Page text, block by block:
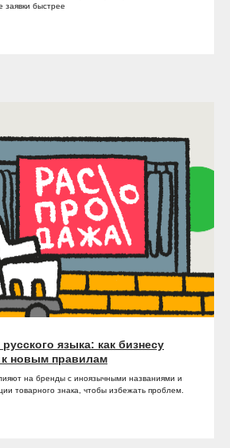
заявки быстрее
языка: как бизнесу
к новым правилам
на бренды с иноязычными названиями и
товарного знака, чтобы избежать проблем.